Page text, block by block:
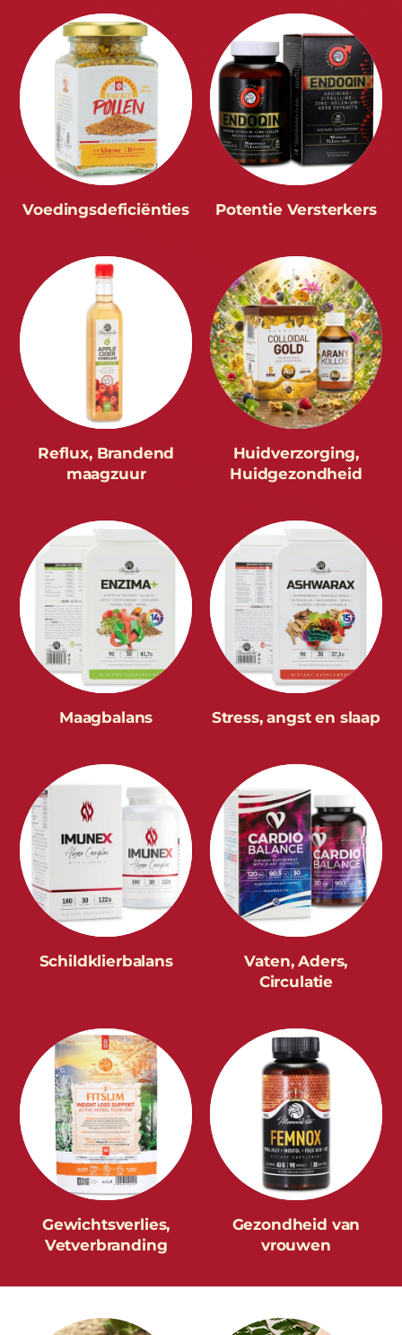
Voedingsdeficiënties Potentie Versterkers
Reflux, Brandend
maagzuur
Huidverzorging,
Huidgezondheid
Maagbalans Stress, angst en slaap
Schildklierbalans
Vaten, Aders,
Circulatie
Gewichtsverlies,
Vetverbranding
Gezondheid van
vrouwen